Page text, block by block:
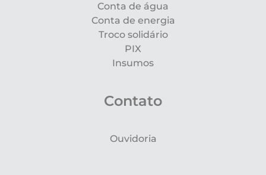
Conta de água
Conta de energia
Troco solidário
PIX
Insumos
Contato
Ouvidoria